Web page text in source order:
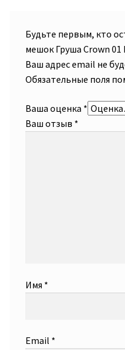
Будьте первым, кто
мешок Груша Crown
Ваш адрес email не
Обязательные поля
Ваша оценка *
Ваш отзыв *
Имя *
Email *